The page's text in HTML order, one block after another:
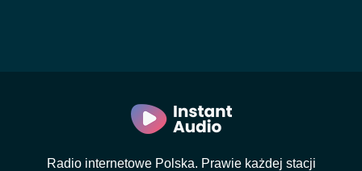
Radio internetowe Polska. Prawie każdej stacji